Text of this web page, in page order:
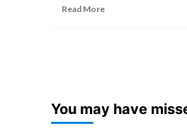
Read More
You may have